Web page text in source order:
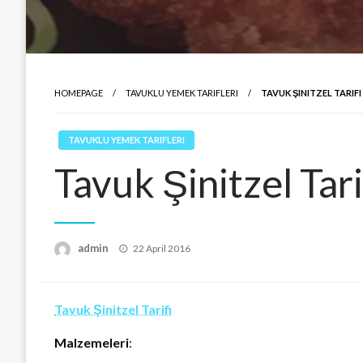
HOMEPAGE TAVUKLU YEMEK TARIFLERI TAVUK ŞINITZEL TARIFI
TAVUKLU YEMEK TARIFLERI
Tavuk Şinitzel
admin
Posted
22 April 2016
Tavuk Şinitzel Tarifi
Malzemeleri: